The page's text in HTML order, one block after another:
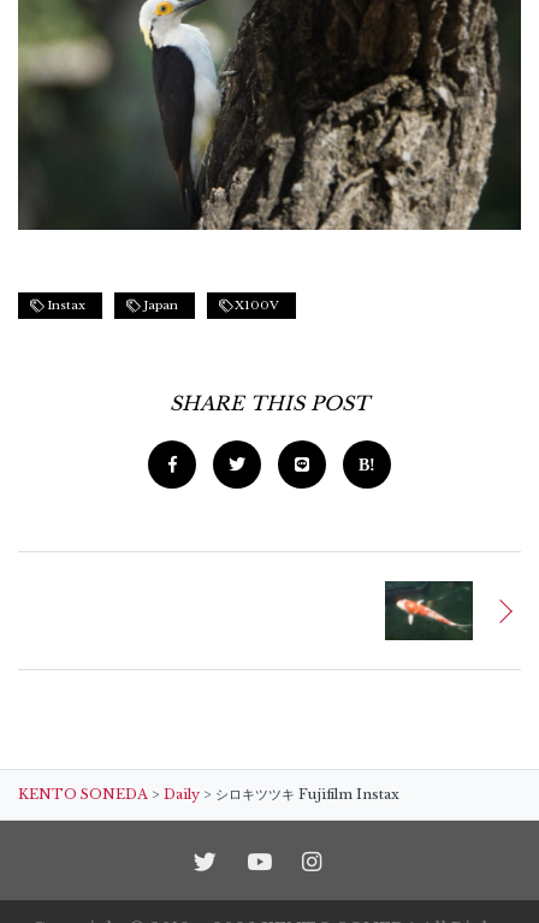
Instax Japan X100V
SHARE THIS POST
KENTO SONEDA > Daily > シロキツツキ Fujifilm Instax